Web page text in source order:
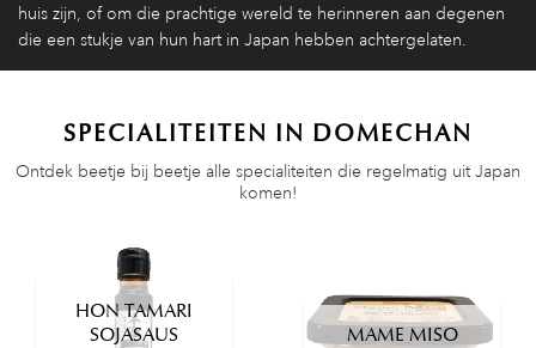
huis zijn, of om die prachtige wereld te herinneren aan degenen
die een stukje van hun hart in Japan hebben achtergelaten.
SPECIALITEITEN IN DOMECHAN
Ontdek beetje bij beetje alle specialiteiten die regelmatig uit Japan
komen!
HON TAMARI
SOJASAUS
MAME MISO